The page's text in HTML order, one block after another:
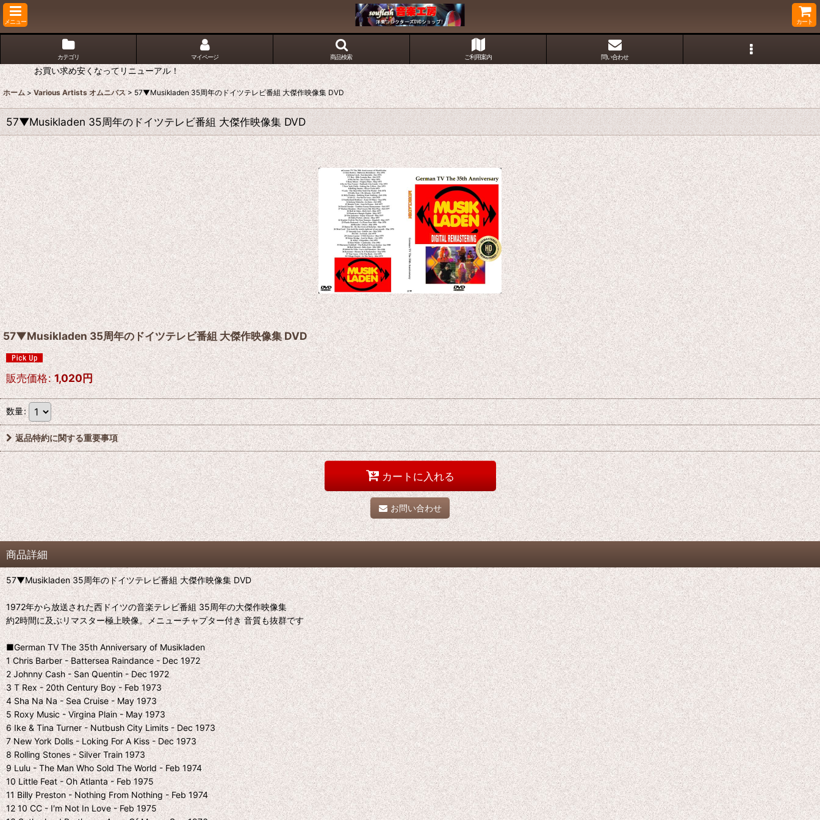
メニュー カート
カテゴリ マイページ 商品検索 ご利用案内 問い合わせ
お買い求め安くなってリニューアル！
ホーム > Various Artists オムニバス > 57▼Musikladen 35周年のドイツテレビ番組 大傑作映像集 DVD
57▼Musikladen 35周年のドイツテレビ番組 大傑作映像集 DVD
57▼Musikladen 35周年のドイツテレビ番組 大傑作映像集 DVD
販売価格: 1,020円
数量:
返品特約に関する重要事項
カートに入れる
お問い合わせ
商品詳細
57▼Musikladen 35周年のドイツテレビ番組 大傑作映像集 DVD
1972年から放送された西ドイツの音楽テレビ番組 35周年の大傑作映像集
約2時間に及ぶリマスター極上映像。メニューチャプター付き 音質も抜群です
■German TV The 35th Anniversary of Musikladen
1 Chris Barber - Battersea Raindance - Dec 1972
2 Johnny Cash - San Quentin - Dec 1972
3 T Rex - 20th Century Boy - Feb 1973
4 Sha Na Na - Sea Cruise - May 1973
5 Roxy Music - Virgina Plain - May 1973
6 Ike & Tina Turner - Nutbush City Limits - Dec 1973
7 New York Dolls - Loking For A Kiss - Dec 1973
8 Rolling Stones - Silver Train 1973
9 Lulu - The Man Who Sold The World - Feb 1974
10 Little Feat - Oh Atlanta - Feb 1975
11 Billy Preston - Nothing From Nothing - Feb 1974
12 10 CC - I'm Not In Love - Feb 1975